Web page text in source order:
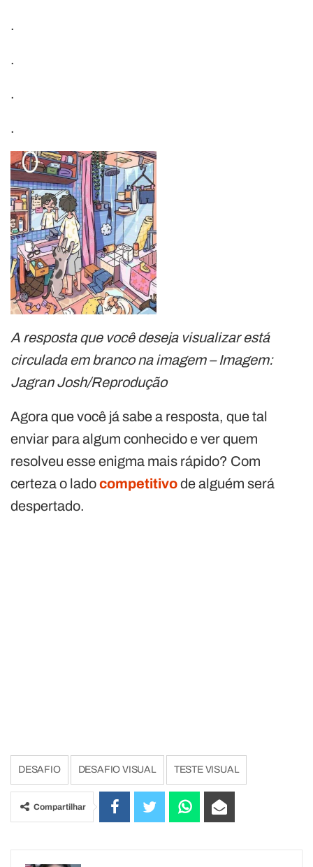
.
.
.
.
A resposta que você deseja visualizar está
circulada em branco na imagem – Imagem:
Jagran Josh/Reprodução
Agora que você já sabe a resposta, que tal
enviar para algum conhecido e ver quem
resolveu esse enigma mais rápido? Com
certeza o ladocompetitivode alguém será
despertado.
DESAFIO DESAFIO VISUAL TESTE VISUAL
Compartilhar